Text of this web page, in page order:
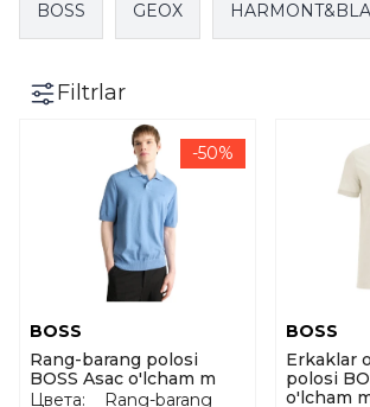
BOSS GEOX
Filtrlar
-50%
BOSS
Rang-barang polosi
BOSS Asac o'lcham m
Цвета:
Rang-barang
BOSS
Erkaklar
polosi
o'lcham